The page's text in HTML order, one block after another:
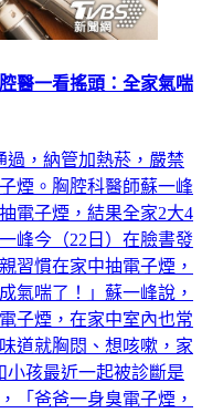
煙。胸腔科醫師蘇一峰
電子煙，結果全家2大4
峰今（22日）在臉書發
習慣在家中抽電子煙，
氣喘了！」蘇一峰說，
子煙，在家中室內也常
道就胸悶、想咳嗽，家
小孩最近一起被診斷是
「爸爸一身臭電子煙，
自私，路上一堆自己小